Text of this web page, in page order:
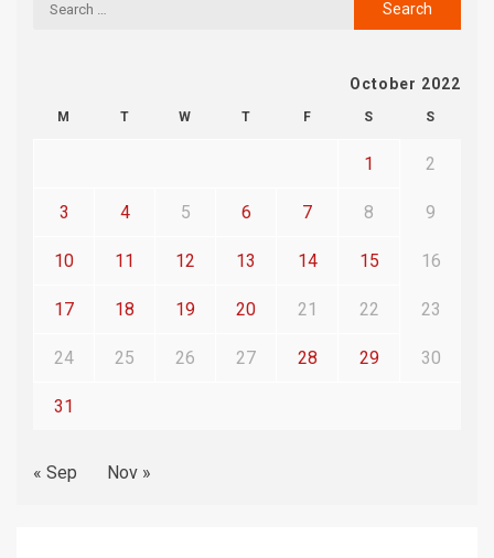
October 2022
M T W T F S S
1 2
3 4 5 6 7 8 9
10 11 12 13 14 15 16
17 18 19 20 21 22 23
24 25 26 27 28 29 30
31
« Sep Nov »